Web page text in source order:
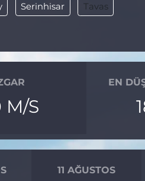
Serinhisar Tavas
M/S
EN
11 AĞUSTOS